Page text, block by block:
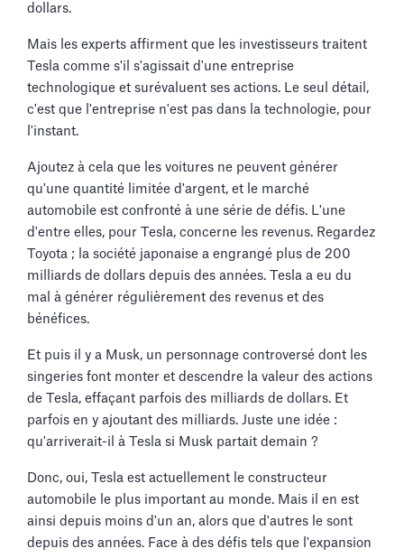
dollars.
Mais les experts affirment que les investisseurs traitent
Tesla comme s'il s'agissait d'une entreprise
technologique et surévaluent ses actions. Le seul détail,
c'est que l'entreprise n'est pas dans la technologie, pour
l'instant.
Ajoutez à cela que les voitures ne peuvent générer
qu'une quantité limitée d'argent, et le marché
automobile est confronté à une série de défis. L'une
d'entre elles, pour Tesla, concerne les revenus. Regardez
Toyota ; la société japonaise a engrangé plus de 200
milliards de dollars depuis des années. Tesla a eu du
mal à générer régulièrement des revenus et des
bénéfices.
Et puis il y a Musk, un personnage controversé dont les
singeries font monter et descendre la valeur des actions
de Tesla, effaçant parfois des milliards de dollars. Et
parfois en y ajoutant des milliards. Juste une idée :
qu'arriverait-il à Tesla si Musk partait demain ?
Donc, oui, Tesla est actuellement le constructeur
automobile le plus important au monde. Mais il en est
ainsi depuis moins d'un an, alors que d'autres le sont
depuis des années. Face à des défis tels que l'expansion